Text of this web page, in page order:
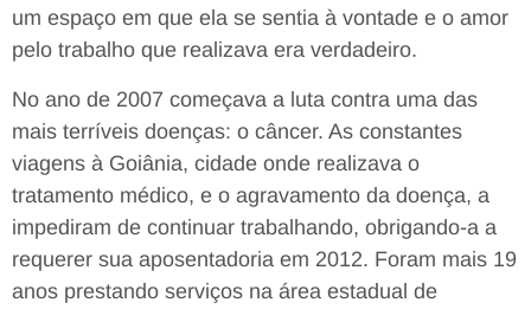
um espaço em que ela se sentia à vontade e o amor
pelo trabalho que realizava era verdadeiro.
No ano de 2007 começava a luta contra uma das
mais terríveis doenças: o câncer. As constantes
viagens à Goiânia, cidade onde realizava o
tratamento médico, e o agravamento da doença, a
impediram de continuar trabalhando, obrigando-a a
requerer sua aposentadoria em 2012. Foram mais 19
anos prestando serviços na área estadual de